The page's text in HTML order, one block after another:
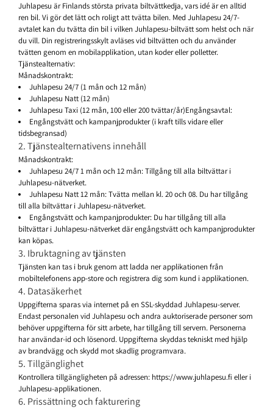
Juhlapesu är Finlands största privata biltvättkedja, vars idé är en alltid
ren bil. Vi gör det lätt och roligt att tvätta bilen. Med Juhlapesu 24/7-
avtalet kan du tvätta din bil i vilken Juhlapesu-biltvätt som helst och när
du vill. Din registreringsskylt avläses vid biltvätten och du använder
tvätten genom en mobilapplikation, utan koder eller polletter.
Tjänstealternativ:
Månadskontrakt:
Juhlapesu 24/7 (1 mån och 12 mån)
Juhlapesu Natt (12 mån)
Juhlapesu Taxi (12 mån, 100 eller 200 tvättar/år)Engångsavtal:
Engångstvätt och kampanjprodukter (i kraft tills vidare eller
tidsbegransad)
2. Tjänstealternativens innehåll
Månadskontrakt:
Juhlapesu 24/7 1 mån och 12 mån: Tillgång till alla biltvättar i
Juhlapesu-nätverket.
Juhlapesu Natt 12 mån: Tvätta mellan kl. 20 och 08. Du har tillgång
till alla biltvättar i Juhlapesu-nätverket.
Engångstvätt och kampanjprodukter: Du har tillgång till alla
biltvättar i Juhlapesu-nätverket där engångstvätt och kampanjprodukter
kan köpas.
3. Ibruktagning av tjänsten
Tjänsten kan tas i bruk genom att ladda ner applikationen från
mobiltelefonens app-store och registrera dig som kund i applikationen.
4. Datasäkerhet
Uppgifterna sparas via internet på en SSL-skyddad Juhlapesu-server.
Endast personalen vid Juhlapesu och andra auktoriserade personer som
behöver uppgifterna för sitt arbete, har tillgång till servern. Personerna
har användar-id och lösenord. Uppgifterna skyddas tekniskt med hjälp
av brandvägg och skydd mot skadlig programvara.
5. Tillgänglighet
Kontrollera tillgängligheten på adressen: https://www.juhlapesu.fi eller i
Juhlapesu-applikationen.
6. Prissättning och fakturering